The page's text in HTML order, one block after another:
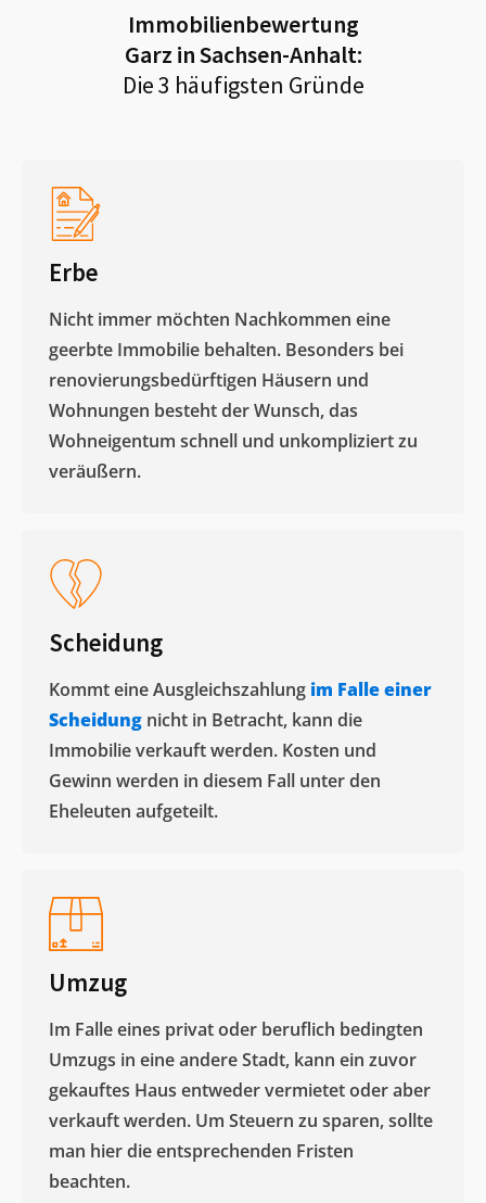
Immobilienbewertung
Garz in Sachsen-Anhalt:
Die 3 häufigsten Gründe
Erbe
Nicht immer möchten Nachkommen eine
geerbte Immobilie behalten. Besonders bei
renovierungsbedürftigen Häusern und
Wohnungen besteht der Wunsch, das
Wohneigentum schnell und unkompliziert zu
veräußern. ​
Scheidung
Kommt eine Ausgleichszahlung im Falle einer
Scheidung nicht in Betracht, kann die
Immobilie verkauft werden. Kosten und
Gewinn werden in diesem Fall unter den
Eheleuten aufgeteilt.​
Umzug
Im Falle eines privat oder beruflich bedingten
Umzugs in eine andere Stadt, kann ein zuvor
gekauftes Haus entweder vermietet oder aber
verkauft werden. Um Steuern zu sparen, sollte
man hier die entsprechenden Fristen
beachten.